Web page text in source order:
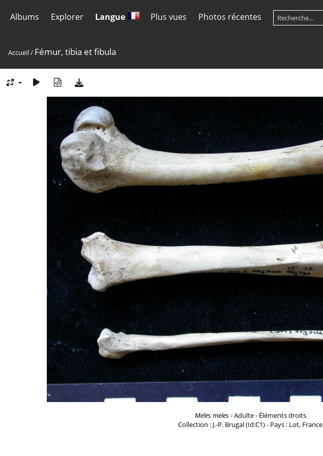
Albums Explorer Langue Plus vues Photos récentes
Accueil/ Fémur, tibia et fibula
Meles meles- Adulte - Éléments droits
Collection : J.-P. Brugal (Id:C1) - Pays : Lot, France